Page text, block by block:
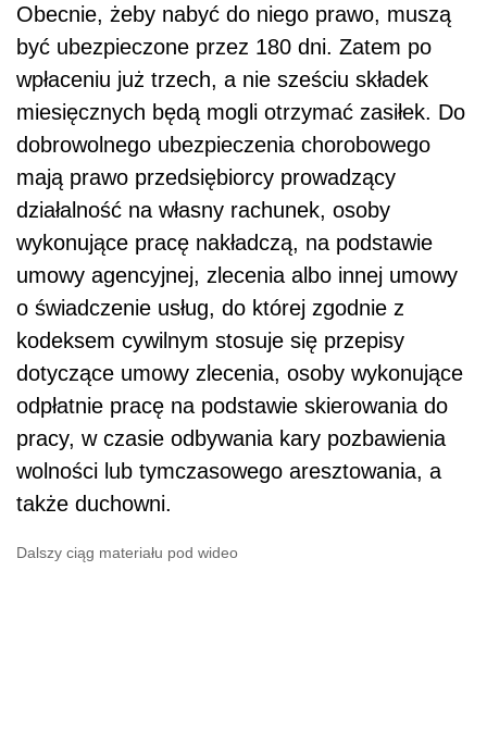
Obecnie, żeby nabyć do niego prawo, muszą
być ubezpieczone przez 180 dni. Zatem po
wpłaceniu już trzech, a nie sześciu składek
miesięcznych będą mogli otrzymać zasiłek. Do
dobrowolnego ubezpieczenia chorobowego
mają prawo przedsiębiorcy prowadzący
działalność na własny rachunek, osoby
wykonujące pracę nakładczą, na podstawie
umowy agencyjnej, zlecenia albo innej umowy
o świadczenie usług, do której zgodnie z
kodeksem cywilnym stosuje się przepisy
dotyczące umowy zlecenia, osoby wykonujące
odpłatnie pracę na podstawie skierowania do
pracy, w czasie odbywania kary pozbawienia
wolności lub tymczasowego aresztowania, a
także duchowni.
Dalszy ciąg materiału pod wideo